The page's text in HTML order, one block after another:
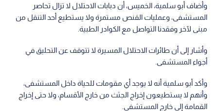
وأضاف أبو سلمية، الخميس، أن دبابات الاحتلال لا تزال تحاصر
المستشفى، وعمليات القنص مستمرة ولا يستطيع أحد التنقل من
مبنى لآخر وفقدنا التواصل مع الكوادر الطبية.
وأشار إلى أن طائرات الاحتلال المسيرة لا تتوقف عن التحليق في
أجواء المستشفى.
وأكد أبو سلمية أنه لا يوجد أي مقومات للحياة داخل المستشفى،
وأنهم لا يستطيعون إخراج الجثث من خارج الأقسام، ولا حتى إخراج
القمامة إلى خارج المستشفى.